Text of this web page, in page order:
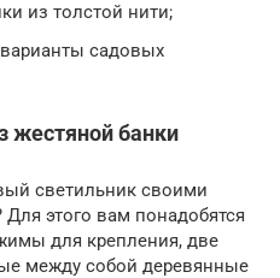
из толстой нити;
садовых
жестяной банки
светильник своими
Для этого вам понадобятся
для крепления, две
между собой деревянные